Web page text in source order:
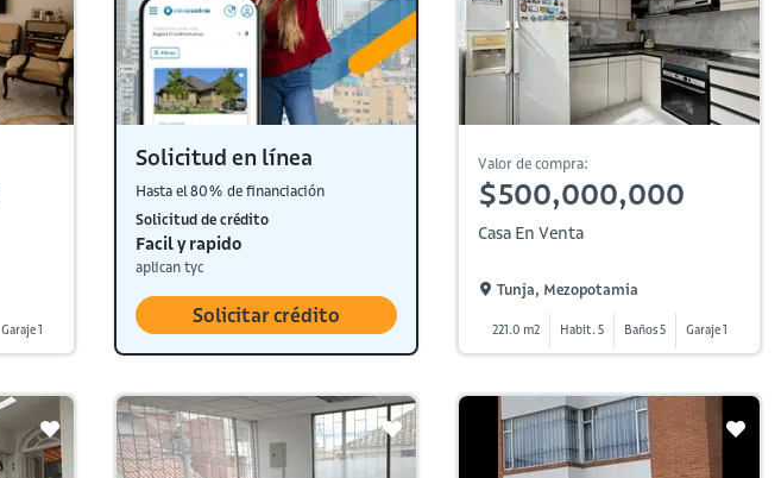
Garaje 1
Solicitud en línea
Hasta el 80% de financiación
Solicitud de crédito
Facil y rapido
aplican tyc
Solicitar crédito
Valor de compra:
$500,000,000
Casa En Venta
Tunja, Mezopotamia
221.0 m2 Habit. 5 Baños 5 Garaje 1